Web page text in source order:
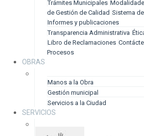
Trámites Municipales
de Gestión de Calidad Sistema
Informes y publicaciones
Transparencia Administrativa
Libro de Reclamaciones
Procesos
OBRAS
Manos a la Obra
Gestión municipal
Servicios a la Ciudad
SERVICIOS